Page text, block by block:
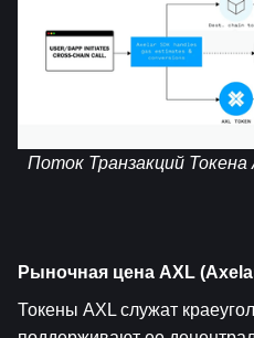
Поток Транзакций Токена
Рыночная цена AXL
Токены AXL служат